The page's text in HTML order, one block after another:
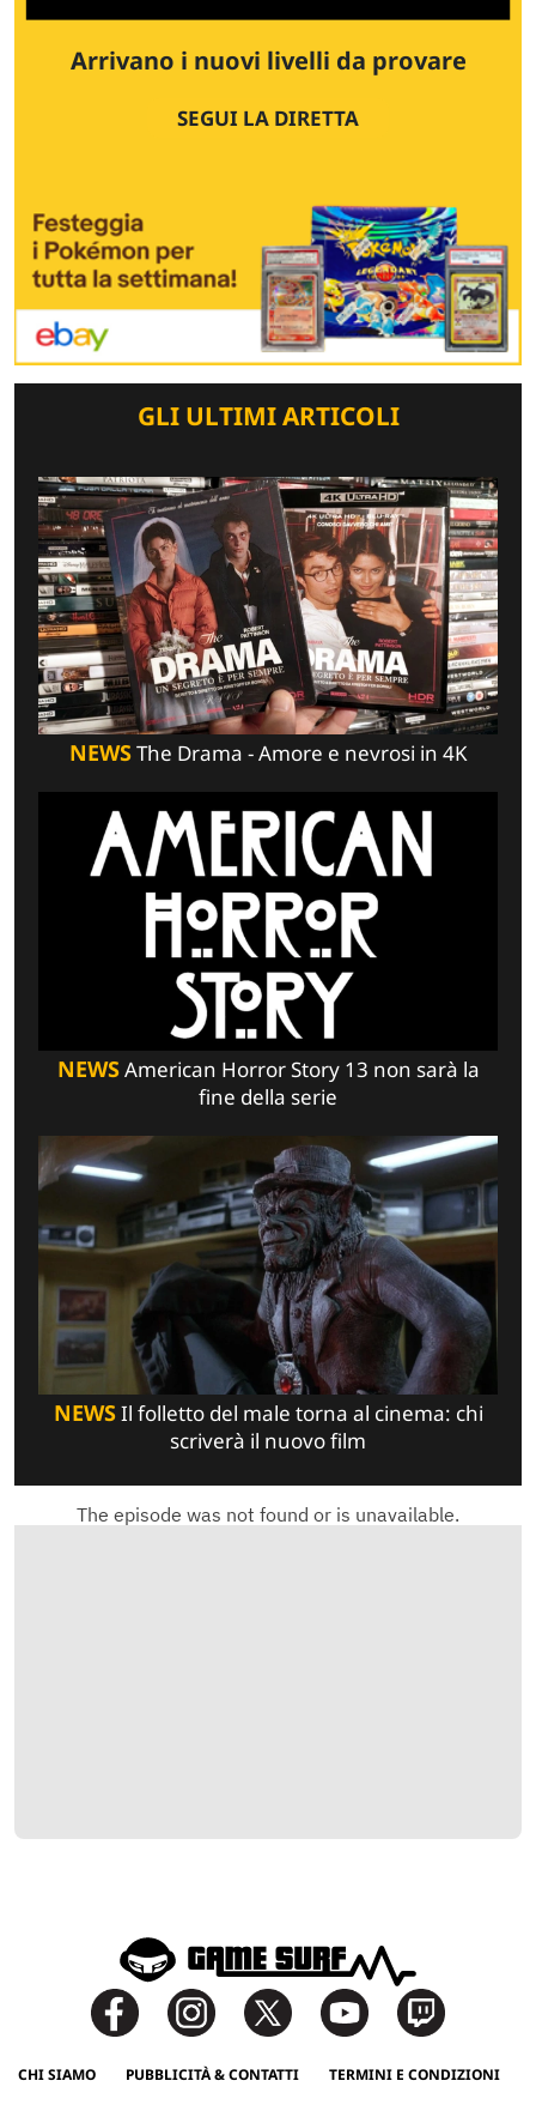
Arrivano i nuovi livelli da provare
SEGUI LA DIRETTA
GLI ULTIMI ARTICOLI
NEWSThe Drama - Amore e nevrosi in 4K
NEWSAmerican Horror Story 13 non sarà la
fine della serie
NEWSIl folletto del male torna al cinema: chi
scriverà il nuovo film
CHI SIAMO PUBBLICITÀ & CONTATTI TERMINI E CONDIZIONI